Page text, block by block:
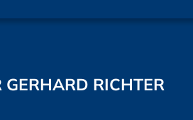
RICHTER